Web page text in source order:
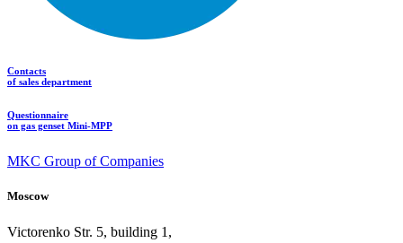
Contacts
of sales department
Questionnaire
on gas genset Mini-MPP
MKC Group of Companies
Moscow
Victorenko Str. 5, building 1,